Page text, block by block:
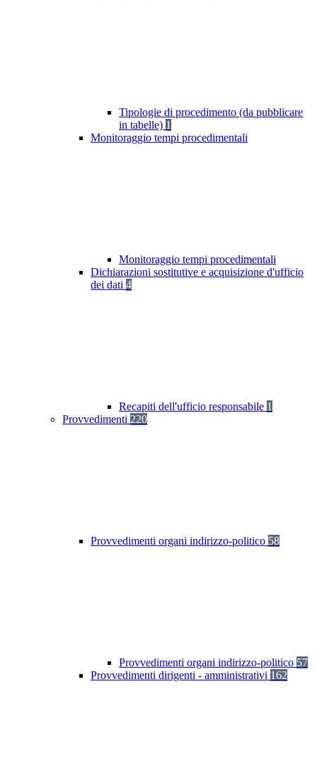
Tipologie di procedimento (da pubblicare
in tabelle) 1
Monitoraggio tempi procedimentali
Monitoraggio tempi procedimentali
Dichiarazioni sostitutive e acquisizione d'ufficio
dei dati 4
Recapiti dell'ufficio responsabile 1
Provvedimenti 220
Provvedimenti organi indirizzo-politico 58
Provvedimenti organi indirizzo-politico 57
Provvedimenti dirigenti - amministrativi 162